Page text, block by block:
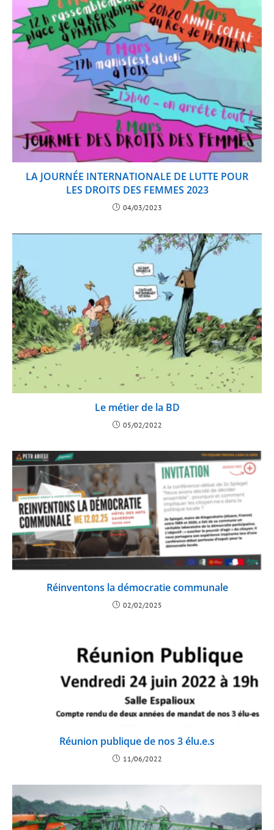
LA JOURNÉE INTERNATIONALE DE LUTTE POUR
LES DROITS DES FEMMES 2023
04/03/2023
Le métier de la BD
05/02/2022
Réinventons la démocratie communale
02/02/2025
Réunion publique de nos 3 élu.e.s
11/06/2022